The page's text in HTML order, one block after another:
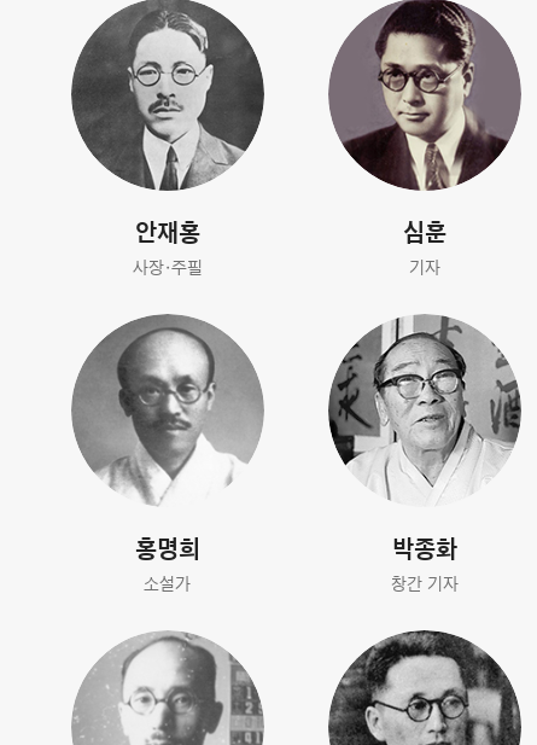
안재홍
사장·주필
심훈
기자
홍명희
소설가
박종화
창간 기자